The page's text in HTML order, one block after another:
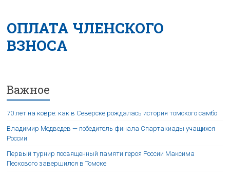
ОПЛАТА ЧЛЕНСКОГО
ВЗНОСА
Важное
70 лет на ковре: как в Северске рождалась история томского самбо
Владимир Медведев — победитель финала Спартакиады учащихся
России
Первый турнир посвященный памяти героя России Максима
Пескового завершился в Томске